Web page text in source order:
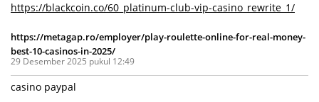
https://blackcoin.co/60_platinum-club-vip-casino_rewrite_1/
https://metagap.ro/employer/play-roulette-online-for-real-money-
best-10-casinos-in-2025/
29 Desember 2025 pukul 12:49
casino paypal